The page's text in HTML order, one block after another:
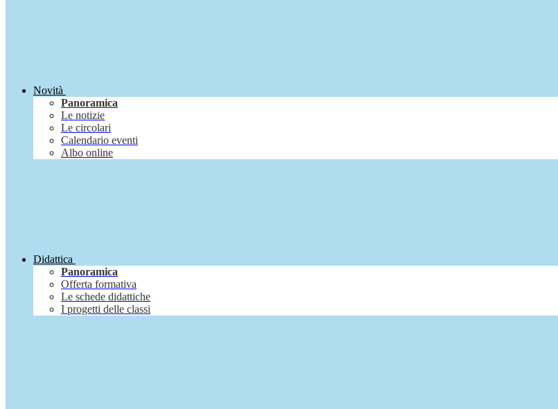
Novità
Panoramica
Le notizie
Le circolari
Calendario eventi
Albo online
Didattica
Panoramica
Offerta formativa
Le schede didattiche
I progetti delle classi